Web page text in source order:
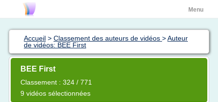
Menu
Accueil > Classement des auteurs de vidéos >Auteur
de vidéos: BEE First
BEE First
Classement : 324 / 771
9 vidéos sélectionnées